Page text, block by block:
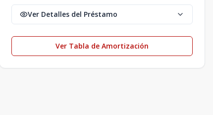
Ver Detalles del Préstamo
Ver Tabla de Amortización